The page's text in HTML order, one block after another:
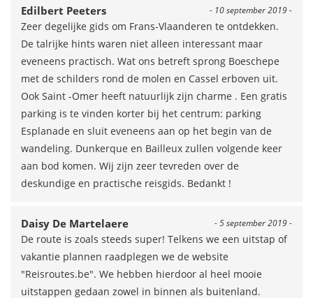
- 10 september 2019 -
Edilbert Peeters
Zeer degelijke gids om Frans-Vlaanderen te ontdekken.
De talrijke hints waren niet alleen interessant maar
eveneens practisch. Wat ons betreft sprong Boeschepe
met de schilders rond de molen en Cassel erboven uit.
Ook Saint -Omer heeft natuurlijk zijn charme . Een gratis
parking is te vinden korter bij het centrum: parking
Esplanade en sluit eveneens aan op het begin van de
wandeling. Dunkerque en Bailleux zullen volgende keer
aan bod komen. Wij zijn zeer tevreden over de
deskundige en practische reisgids. Bedankt !
- 5 september 2019 -
Daisy De Martelaere
De route is zoals steeds super! Telkens we een uitstap of
vakantie plannen raadplegen we de website
"Reisroutes.be". We hebben hierdoor al heel mooie
uitstappen gedaan zowel in binnen als buitenland.